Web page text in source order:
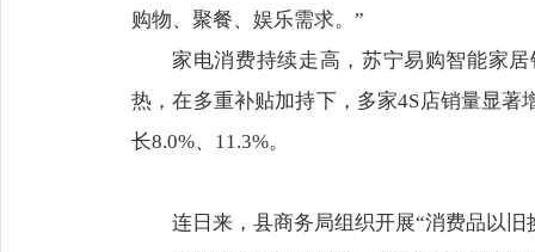
购物、聚餐、娱乐需求。”
家电消费持续走高，苏宁易购智能家
热，在多重补贴加持下，多家4S店销量显
长8.0%、11.3%。
连日来，县商务局组织开展“消费品以